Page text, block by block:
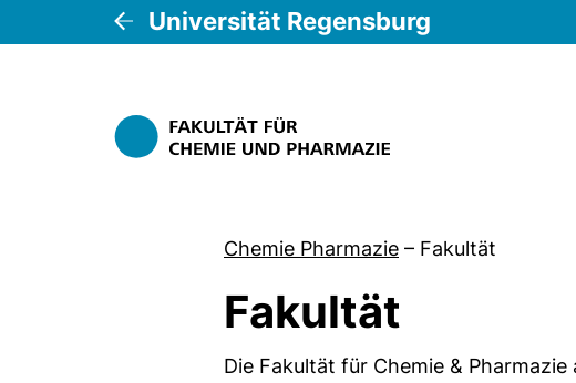
Universität Regensburg
Chemie Pharmazie – Fakultät
Fakultät
Die Fakultät für Chemie &